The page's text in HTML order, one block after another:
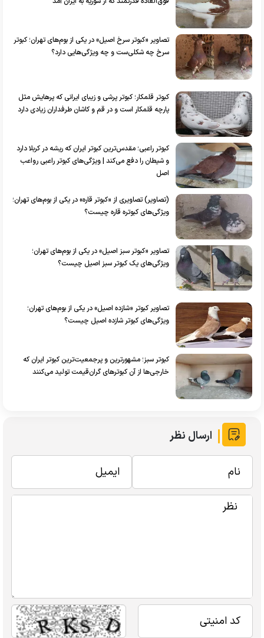
تصاویر «کبوتر سرخ اصیل» در یکی از بوم‌های تهران؛ کبوتر
سرخ چه شکلی‌ست و چه ویژگی‌هایی دارد؟
کبوتر قلمکار؛ کبوتر پرشی و زیبای ایرانی که پرهایش مثل
پارچه قلمکار است و در قم و کاشان طرفداران زیادی دارد
کبوتر راعبی؛ مقدس‌ترین کبوتر ایران که ریشه در کربلا دارد
و شیطان را دفع می‌کند | ویژگی‌های کبوتر راعبی رواعب
اصل
(تصاویر) تصاویری از «کبوتر قاره» در یکی از بوم‌های تهران؛
ویژگی‌های کبوتره قاره چیست؟
تصاویر «کبوتر سبز اصیل» در یکی از بوم‌های تهران؛
ویژگی‌های یک کبوتر سبز اصیل چیست؟
تصاویر کبوتر «شازده اصیل» در یکی از بوم‌های تهران؛
ویژگی‌های کبوتر شازده اصیل چیست؟
کبوتر سبز؛ مشهورترین و پرجمعیت‌ترین کبوتر ایران که
خارجی‌ها از آن کبوترهای گران‌قیمت تولید می‌کنند
ارسال نظر